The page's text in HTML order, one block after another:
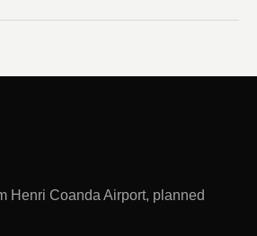
Henri Coanda Airport, planned